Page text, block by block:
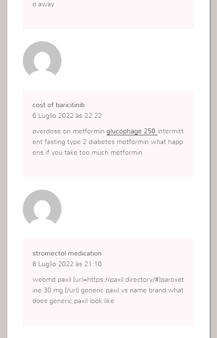
o away
cost of baricitinib
6 Luglio 2022 às 22:22
overdose on metforminglucophage 250 intermitt
ent fasting type 2 diabetes metformin what happ
ens if you take too much metformin
stromectol medication
8 Luglio 2022 às 21:10
webmd paxil [url=https://paxil.directory/#]paroxet
ine 30 mg [/url] generic paxil vs name brand what
does generic paxil look like